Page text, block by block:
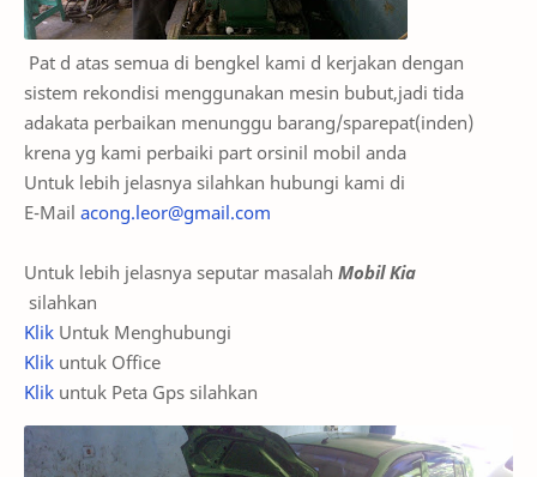
Pat d atas semua di bengkel kami d kerjakan dengan
sistem rekondisi menggunakan mesin bubut,jadi tida
adakata perbaikan menunggu barang/sparepat(inden)
krena yg kami perbaiki part orsinil mobil anda
Untuk lebih jelasnya silahkan hubungi kami di
E-Mail acong.leor@gmail.com
Untuk lebih jelasnya seputar masalah Mobil Kia
silahkan
Klik Untuk Menghubungi
Klik untuk Office
Klik untuk Peta Gps silahkan